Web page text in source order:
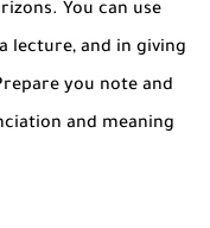
You can use
lecture, and in giving
you note and
and meaning